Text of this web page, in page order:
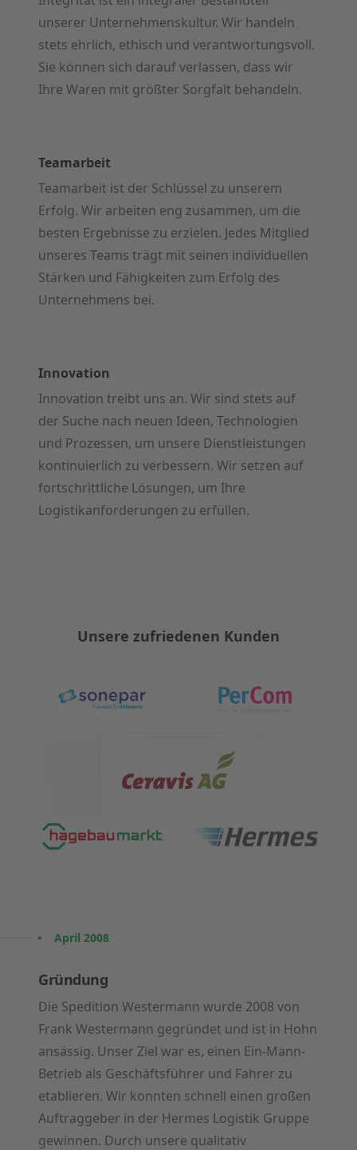
unserer Unternehmenskultur. Wir handeln
stets ehrlich, ethisch und verantwortungsvoll.
Sie können sich darauf verlassen, dass wir
Ihre Waren mit größter Sorgfalt behandeln.
Teamarbeit
Teamarbeit ist der Schlüssel zu unserem
Erfolg. Wir arbeiten eng zusammen, um die
besten Ergebnisse zu erzielen. Jedes Mitglied
unseres Teams trägt mit seinen individuellen
Stärken und Fähigkeiten zum Erfolg des
Unternehmens bei.
Innovation
Innovation treibt uns an. Wir sind stets auf
der Suche nach neuen Ideen, Technologien
und Prozessen, um unsere Dienstleistungen
kontinuierlich zu verbessern. Wir setzen auf
fortschrittliche Lösungen, um Ihre
Logistikanforderungen zu erfüllen.
Unsere zufriedenen Kunden
April 2008
Gründung
Die Spedition Westermann wurde 2008 von
Frank Westermann gegründet und ist in Hohn
ansässig. Unser Ziel war es, einen Ein-Mann-
Betrieb als Geschäftsführer und Fahrer zu
etablieren. Wir konnten schnell einen großen
Auftraggeber in der Hermes Logistik Gruppe
gewinnen. Durch unsere qualitativ